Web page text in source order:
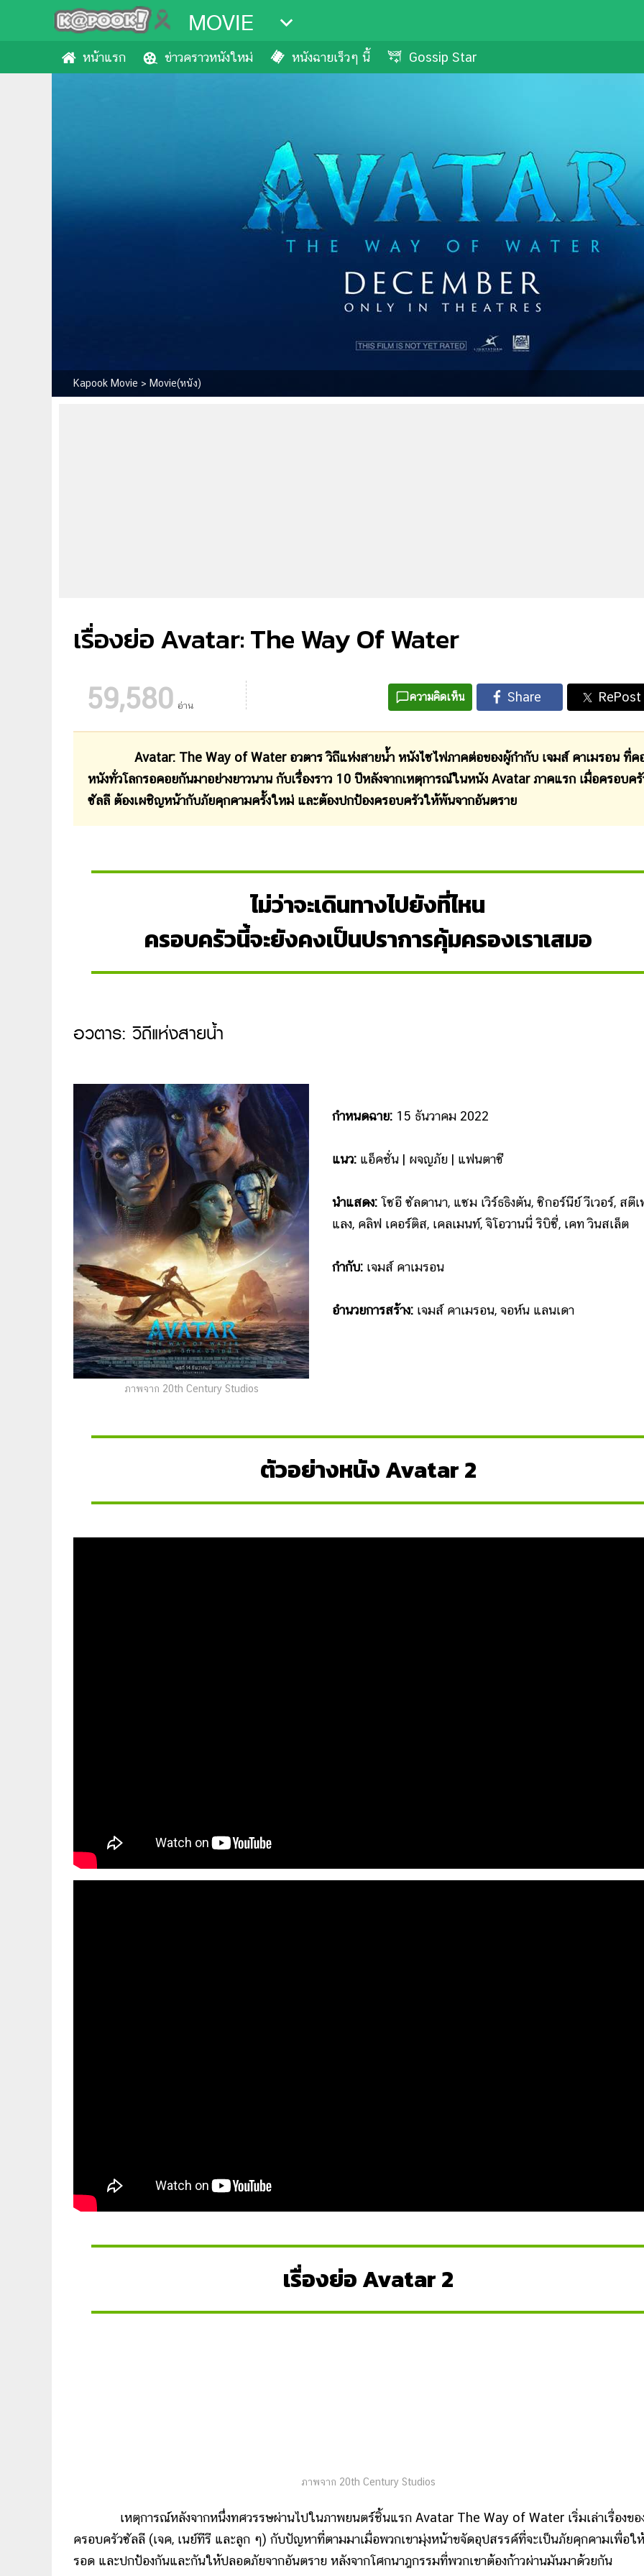
MOVIE
หน้าแรก ข่าวคราวหนังใหม่ หนังฉายเร็วๆ นี้ Gossip Star
Kapook Movie > Movie(หนัง)
เรื่องย่อ Avatar: The Way Of Water
59,580 อ่าน
ความคิดเห็น
Avatar: The Way of Water อวตาร วิถีแห่งสายน้ำ หนังไซไฟภาคต่อของผู้กำกับ เจมส์ คาเมรอน ที่ค
หนังทั่วโลกรอคอยกันมาอย่างยาวนาน กับเรื่องราว 10 ปีหลังจากเหตุการณ์ในหนัง Avatar ภาคแรก เมื่อครอบครั
ซัลลี ต้องเผชิญหน้ากับภัยคุกคามครั้งใหม่ และต้องปกป้องครอบครัวให้พ้นจากอันตราย
ไม่ว่าจะเดินทางไปยังที่ไหน
ครอบครัวนี้จะยังคงเป็นปราการคุ้มครองเราเสมอ
อวตาร: วิถีแห่งสายน้ำ
ภาพจาก 20th Century Studios
กำหนดฉาย: 15 ธันวาคม 2022
แนว: แอ็คชั่น | ผจญภัย | แฟนตาซี
นำแสดง: โซอี ซัลดานา, แซม เวิร์ธธิงตัน, ซิกอร์นีย์ วีเวอร์, สตี
แลง, คลิฟ เคอร์ติส, เคลเมนท์, จิโอวานนี่ ริบิซี่, เคท วินสเล็ต
กำกับ: เจมส์ คาเมรอน
อำนวยการสร้าง: เจมส์ คาเมรอน, จอห์น แลนเดา
ตัวอย่างหนัง Avatar 2
เรื่องย่อ Avatar 2
ภาพจาก 20th Century Studios
เหตุการณ์หลังจากหนึ่งทศวรรษผ่านไปในภาพยนตร์ชิ้นแรก Avatar The Way of Water เริ่มเล่าเรื่องขอ
ครอบครัวซัลลี (เจค, เนย์ทีรี และลูก ๆ) กับปัญหาที่ตามมาเมื่อพวกเขามุ่งหน้าขจัดอุปสรรค์ที่จะเป็นภัยคุกคามเพื่อใ
รอด และปกป้องกันและกันให้ปลอดภัยจากอันตราย หลังจากโศกนาฎกรรมที่พวกเขาต้องก้าวผ่านมันมาด้วยกัน